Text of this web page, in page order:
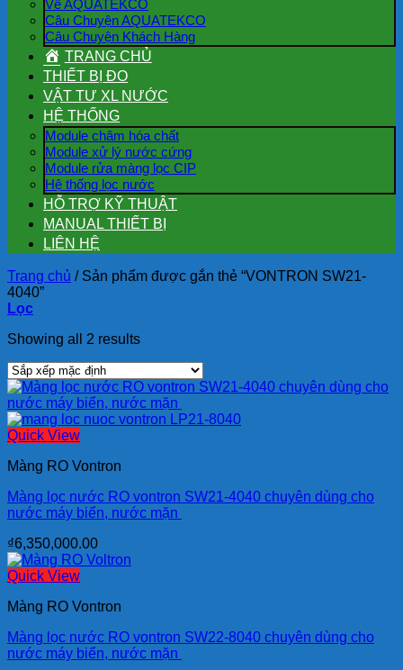
Về AQUATEKCO
Câu Chuyện AQUATEKCO
Câu Chuyện Khách Hàng
TRANG CHỦ
THIẾT BỊ ĐO
VẬT TƯ XL NƯỚC
HỆ THỐNG
Module châm hóa chất
Module xử lý nước cứng
Module rửa màng lọc CIP
Hệ thống lọc nước
HỖ TRỢ KỸ THUẬT
MANUAL THIẾT BỊ
LIÊN HỆ
Trang chủ /Sản phẩm được gắn thẻ “VONTRON SW21-
4040”
Lọc
Showing all 2 results
Quick View
Màng RO Vontron
Màng lọc nước RO vontron SW21-4040 chuyên dùng cho
nước máy biển, nước mặn
₫6,350,000.00
Quick View
Màng RO Vontron
Màng lọc nước RO vontron SW22-8040 chuyên dùng cho
nước máy biển, nước mặn